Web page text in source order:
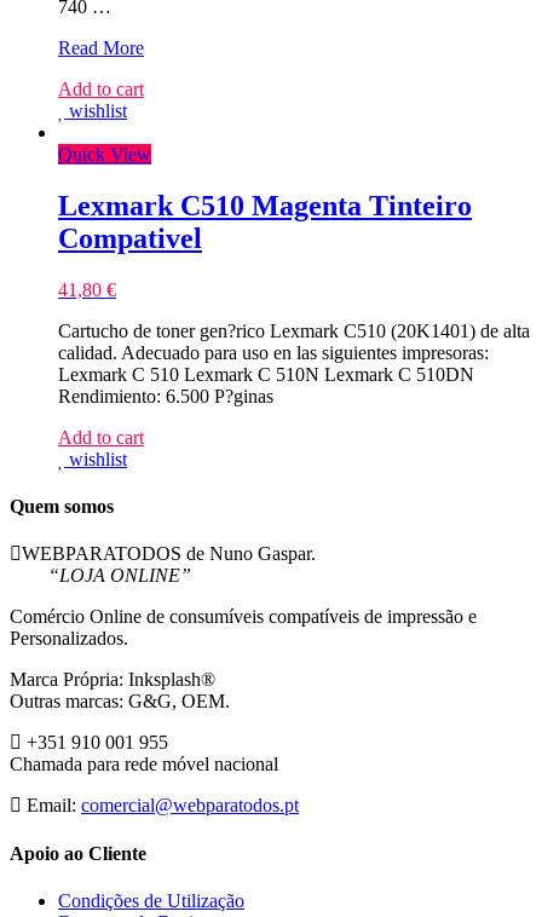
740 …
Lexmark
Magenta
Toner
Read More
Add to cart
wishlist
Quick View
Lexmark C510 Magenta Tinteiro
Compativel
41,80 €
Cartucho de toner gen?rico Lexmark C510 (20K1401) de alta
calidad. Adecuado para uso en las siguientes impresoras:
Lexmark C 510 Lexmark C 510N Lexmark C 510DN
Rendimiento: 6.500 P?ginas
Add to cart
wishlist
Quem somos
WEBPARATODOS de Nuno Gaspar.
“LOJA ONLINE”
Comércio Online de consumíveis compatíveis de impressão e
Personalizados.
Marca Própria: Inksplash®
Outras marcas: G&G, OEM.
+351 910 001 955
Chamada para rede móvel nacional
Email: comercial@webparatodos.pt
Apoio ao Cliente
Condições de Utilização